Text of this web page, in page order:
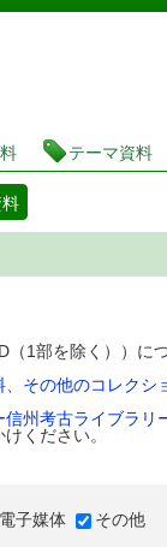
図書館 蔵書
テーマ資料
1部を除く））に
その他のコレクシ
州考古ライブラリ
ください。
電子媒体 その他